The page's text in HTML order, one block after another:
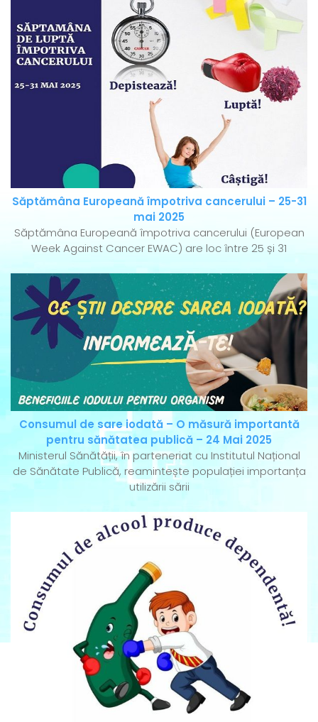
Săptămâna Europeană împotriva cancerului – 25-31
mai 2025
Săptămâna Europeană împotriva cancerului (European
Week Against Cancer EWAC) are loc între 25 și 31
Consumul de sare iodată – O măsură importantă
pentru sănătatea publică – 24 Mai 2025
Ministerul Sănătății, în parteneriat cu Institutul Național
de Sănătate Publică, reamintește populației importanța
utilizării sării